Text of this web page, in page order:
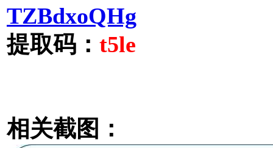
TZBdxoQHg
提取码： t5le
相关截图：